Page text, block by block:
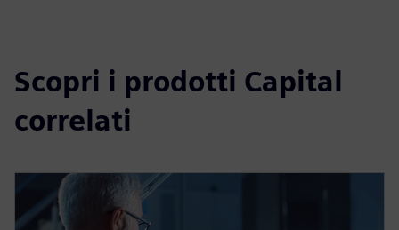
Scopri i prodotti Capital
correlati